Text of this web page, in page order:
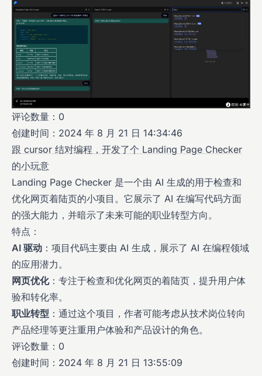
评论数量：0
创建时间：2024 年 8 月 21 日 14:34:46
跟 cursor 结对编程，开发了个 Landing Page Checker
的小玩意
Landing Page Checker 是一个由 AI 生成的用于检查和
优化网页着陆页的小项目。它展示了 AI 在编写代码方面
的强大能力，并暗示了未来可能的职业转型方向。
特点：
AI 驱动 ：项目代码主要由 AI 生成，展示了 AI 在编程领域
的应用潜力。
网页优化：专注于检查和优化网页的着陆页，提升用户体
验和转化率。
职业转型 ：通过这个项目，作者可能考虑从技术岗位转向
产品经理等更注重用户体验和产品设计的角色。
评论数量：0
创建时间：2024 年 8 月 21 日 13:55:09